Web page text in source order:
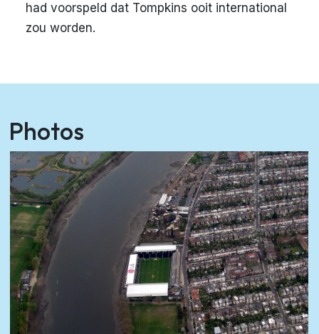
had voorspeld dat Tompkins ooit international
zou worden.
Photos